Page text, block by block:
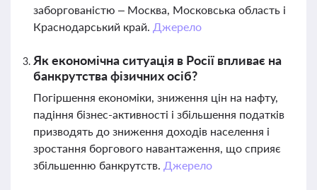
заборгованістю – Москва, Московська область і
Краснодарський край. Джерело
Як економічна ситуація в Росії впливає на
банкрутства фізичних осіб?
Погіршення економіки, зниження цін на нафту,
падіння бізнес-активності і збільшення податків
призводять до зниження доходів населення і
зростання боргового навантаження, що сприяє
збільшенню банкрутств. Джерело